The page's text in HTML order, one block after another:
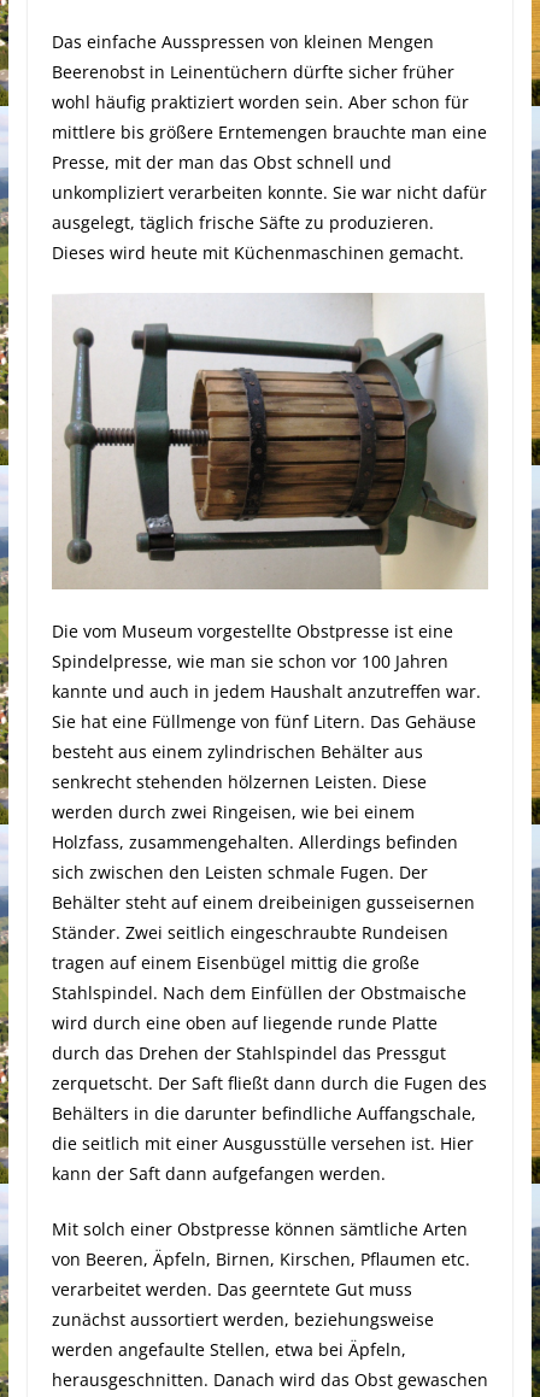
Das einfache Ausspressen von kleinen Mengen
Beerenobst in Leinentüchern dürfte sicher früher
wohl häufig praktiziert worden sein. Aber schon für
mittlere bis größere Erntemengen brauchte man eine
Presse, mit der man das Obst schnell und
unkompliziert verarbeiten konnte. Sie war nicht dafür
ausgelegt, täglich frische Säfte zu produzieren.
Dieses wird heute mit Küchenmaschinen gemacht.
Die vom Museum vorgestellte Obstpresse ist eine
Spindelpresse, wie man sie schon vor 100 Jahren
kannte und auch in jedem Haushalt anzutreffen war.
Sie hat eine Füllmenge von fünf Litern. Das Gehäuse
besteht aus einem zylindrischen Behälter aus
senkrecht stehenden hölzernen Leisten. Diese
werden durch zwei Ringeisen, wie bei einem
Holzfass, zusammengehalten. Allerdings befinden
sich zwischen den Leisten schmale Fugen. Der
Behälter steht auf einem dreibeinigen gusseisernen
Ständer. Zwei seitlich eingeschraubte Rundeisen
tragen auf einem Eisenbügel mittig die große
Stahlspindel. Nach dem Einfüllen der Obstmaische
wird durch eine oben auf liegende runde Platte
durch das Drehen der Stahlspindel das Pressgut
zerquetscht. Der Saft fließt dann durch die Fugen des
Behälters in die darunter befindliche Auffangschale,
die seitlich mit einer Ausgusstülle versehen ist. Hier
kann der Saft dann aufgefangen werden.
Mit solch einer Obstpresse können sämtliche Arten
von Beeren, Äpfeln, Birnen, Kirschen, Pflaumen etc.
verarbeitet werden. Das geerntete Gut muss
zunächst aussortiert werden, beziehungsweise
werden angefaulte Stellen, etwa bei Äpfeln,
herausgeschnitten. Danach wird das Obst gewaschen